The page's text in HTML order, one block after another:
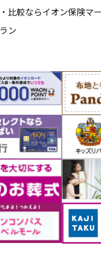
比較ならイオン保険マ
ン